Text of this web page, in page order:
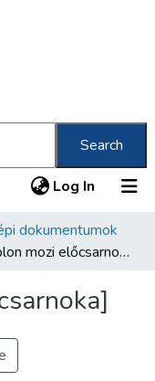
Search
Log In (current)
dokumentumok
[A Simplon mozi előcsarnoka]